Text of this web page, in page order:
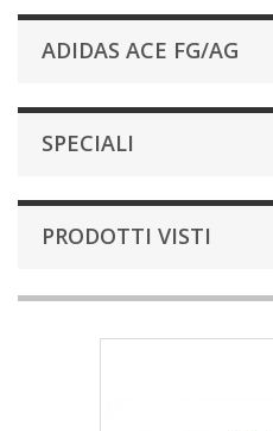
ADIDAS ACE FG/AG
SPECIALI
PRODOTTI VISTI